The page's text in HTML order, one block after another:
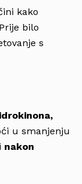
kako
bilo
s
u smanjenju
nakon